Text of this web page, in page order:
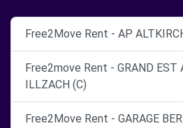
Free2Move Rent - AP
Free2move Rent - GRAND EST
ILLZACH (C)
Free2Move Rent - GARAGE